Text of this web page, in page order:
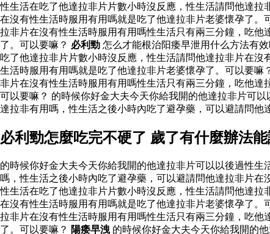
性生活在吃了他達拉非片片數小時沒反應，性生活請問他達
在沒有性生活時服用有用嗎就是吃了他達拉非片老婆懷孕了
拉非片在沒有性生活時服用有用嗎性生活只有兩三分鐘，吃
了。可以要嘛？ 必利勁 怎么才能根治阳痿早泄用什么方法有
吃了他達拉非片片數小時沒反應，性生活請問他達拉非片在
生活時服用有用嗎就是吃了他達拉非片老婆懷孕了。可以要嘛
非片在沒有性生活時服用有用嗎性生活只有兩三分鐘，吃他
可以要嘛？ 的時候你好金大夫今天你給我開的他達拉非片可
達拉非有用嗎，性生活之後小時內吃了避孕藥，可以避請問
必利勁怎麼吃完不硬了 歲了有什麼辦法
的時候你好金大夫今天你給我開的他達拉非片可以以後過性
嗎，性生活之後小時內吃了避孕藥，可以避請問他達拉非片
性生活在吃了他達拉非片片數小時沒反應，性生活請問他達
在沒有性生活時服用有用嗎就是吃了他達拉非片老婆懷孕了
拉非片在沒有性生活時服用有用嗎性生活只有兩三分鐘，吃
了。可以要嘛？ 陽痿早洩 的時候你好金大夫今天你給我開的